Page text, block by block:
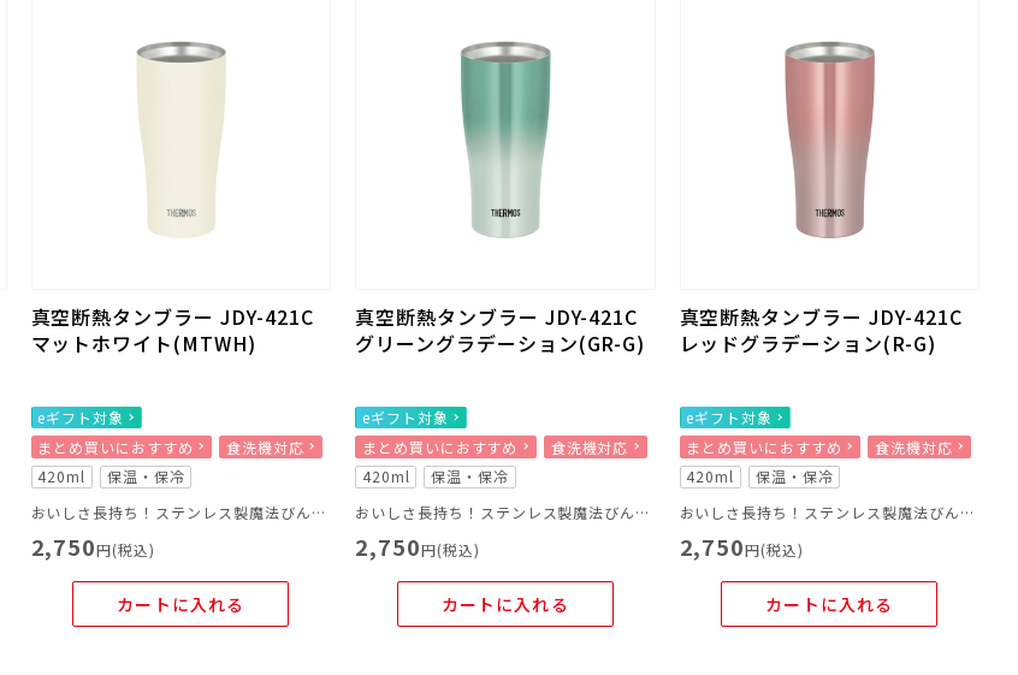
真空断熱タンブラー JDY-421C
マットホワイト(MTWH)
eギフト対象
まとめ買いにおすすめ
食洗機対応
420ml
保温・保冷
おいしさ長持ち！ステンレス製魔法びん構造のタンブラー
2,750円(税込)
カートに入れる
真空断熱タンブラー JDY-421C
グリーングラデーション(GR-G)
eギフト対象
まとめ買いにおすすめ
食洗機対応
420ml
保温・保冷
おいしさ長持ち！ステンレス製魔法びん構造のタンブラー
2,750円(税込)
カートに入れる
真空断熱タンブラー JDY-421C
レッドグラデーション(R-G)
eギフト対象
まとめ買いにおすすめ
食洗機対応
420ml
保温・保冷
おいしさ長持ち！ステンレス製魔法びん構造のタンブラー
2,750円(税込)
カートに入れる